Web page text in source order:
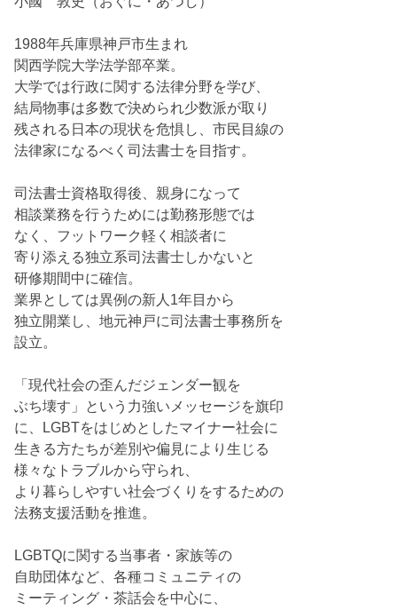
1988年兵庫県神戸市生まれ
関西学院大学法学部卒業。
大学では行政に関する法律分野を学び、
結局物事は多数で決められ少数派が取り
残される日本の現状を危惧し、市民目線の
法律家になるべく司法書士を目指す。
司法書士資格取得後、親身になって
相談業務を行うためには勤務形態では
なく、フットワーク軽く相談者に
寄り添える独立系司法書士しかないと
研修期間中に確信。
業界としては異例の新人1年目から
独立開業し、地元神戸に司法書士事務所を
設立。
「現代社会の歪んだジェンダー観を
ぶち壊す」という力強いメッセージを旗印
に、LGBTをはじめとしたマイナー社会に
生きる方たちが差別や偏見により生じる
様々なトラブルから守られ、
より暮らしやすい社会づくりをするための
法務支援活動を推進。
LGBTQに関する当事者・家族等の
自助団体など、各種コミュニティの
ミーティング・茶話会を中心に、